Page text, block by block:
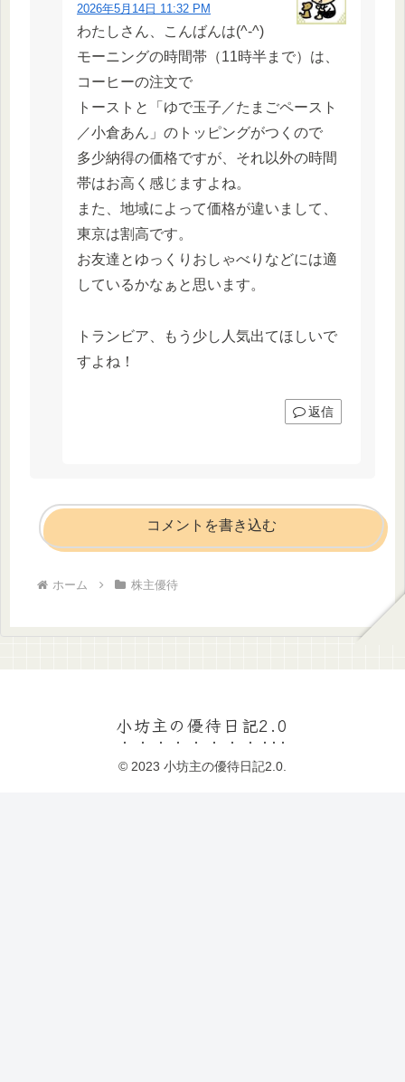
2026年5月14日 11:32 PM
わたしさん、こんばんは(^-^)
モーニングの時間帯（11時半まで）は、
コーヒーの注文で
トーストと「ゆで玉子／たまごペースト
／小倉あん」のトッピングがつくので
多少納得の価格ですが、それ以外の時間
帯はお高く感じますよね。
また、地域によって価格が違いまして、
東京は割高です。
お友達とゆっくりおしゃべりなどには適
しているかなぁと思います。
トランビア、もう少し人気出てほしいで
すよね！
返信
コメントを書き込む
ホーム 株主優待
小坊主の優待日記2.0
© 2023 小坊主の優待日記2.0.